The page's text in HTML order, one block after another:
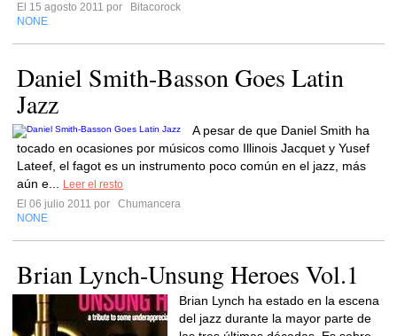
El 15 agosto 2011 por
Bitacorock
NONE
Daniel Smith-Basson Goes Latin
Jazz
A pesar de que Daniel Smith ha
tocado en ocasiones por músicos como Illinois Jacquet y Yusef
Lateef, el fagot es un instrumento poco común en el jazz, más
aún e...
Leer el resto
El 06 julio 2011 por
Chumancera
NONE
Brian Lynch-Unsung Heroes Vol.1
Brian Lynch ha estado en la escena
del jazz durante la mayor parte de